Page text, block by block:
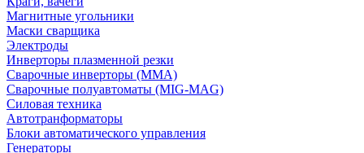
Магнитные угольники
Маски сварщика
Электроды
Инверторы плазменной резки
Сварочные инверторы (MMA)
Сварочные полуавтоматы (MIG-MAG)
Силовая техника
Автотранформаторы
Блоки автоматического управления
Генераторы